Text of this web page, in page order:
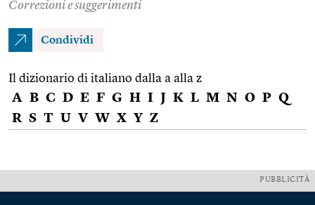
Correzioni e suggerimenti
Condividi
Il dizionario di italiano dalla a alla z
A B C D E F G H I J K L M N O P Q
R S T U V W X Y Z
PUBBLICITÀ